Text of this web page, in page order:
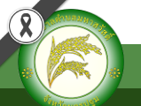
ข่าว
ข้อ
ปร